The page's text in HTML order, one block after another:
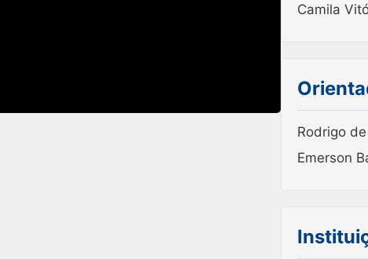
Camila
Rodrigo
Emerson